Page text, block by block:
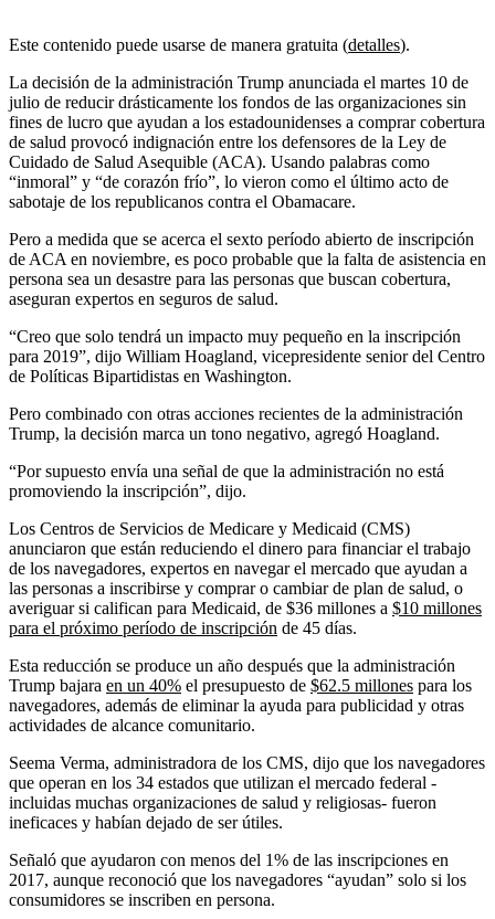
Este contenido puede usarse de manera gratuita (detalles).
La decisión de la administración Trump anunciada el martes 10 de
julio de reducir drásticamente los fondos de las organizaciones sin
fines de lucro que ayudan a los estadounidenses a comprar cobertura
de salud provocó indignación entre los defensores de la Ley de
Cuidado de Salud Asequible (ACA). Usando palabras como
“inmoral” y “de corazón frío”, lo vieron como el último acto de
sabotaje de los republicanos contra el Obamacare.
Pero a medida que se acerca el sexto período abierto de inscripción
de ACA en noviembre, es poco probable que la falta de asistencia en
persona sea un desastre para las personas que buscan cobertura,
aseguran expertos en seguros de salud.
“Creo que solo tendrá un impacto muy pequeño en la inscripción
para 2019”, dijo William Hoagland, vicepresidente senior del Centro
de Políticas Bipartidistas en Washington.
Pero combinado con otras acciones recientes de la administración
Trump, la decisión marca un tono negativo, agregó Hoagland.
“Por supuesto envía una señal de que la administración no está
promoviendo la inscripción”, dijo.
Los Centros de Servicios de Medicare y Medicaid (CMS)
anunciaron que están reduciendo el dinero para financiar el trabajo
de los navegadores, expertos en navegar el mercado que ayudan a
las personas a inscribirse y comprar o cambiar de plan de salud, o
averiguar si califican para Medicaid, de $36 millones a $10 millones
para el próximo período de inscripción de 45 días.
Esta reducción se produce un año después que la administración
Trump bajara en un 40% el presupuesto de $62.5 millones para los
navegadores, además de eliminar la ayuda para publicidad y otras
actividades de alcance comunitario.
Seema Verma, administradora de los CMS, dijo que los navegadores
que operan en los 34 estados que utilizan el mercado federal -
incluidas muchas organizaciones de salud y religiosas- fueron
ineficaces y habían dejado de ser útiles.
Señaló que ayudaron con menos del 1% de las inscripciones en
2017, aunque reconoció que los navegadores “ayudan” solo si los
consumidores se inscriben en persona.